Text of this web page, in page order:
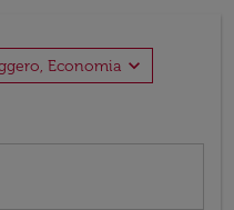
Economia expand_more